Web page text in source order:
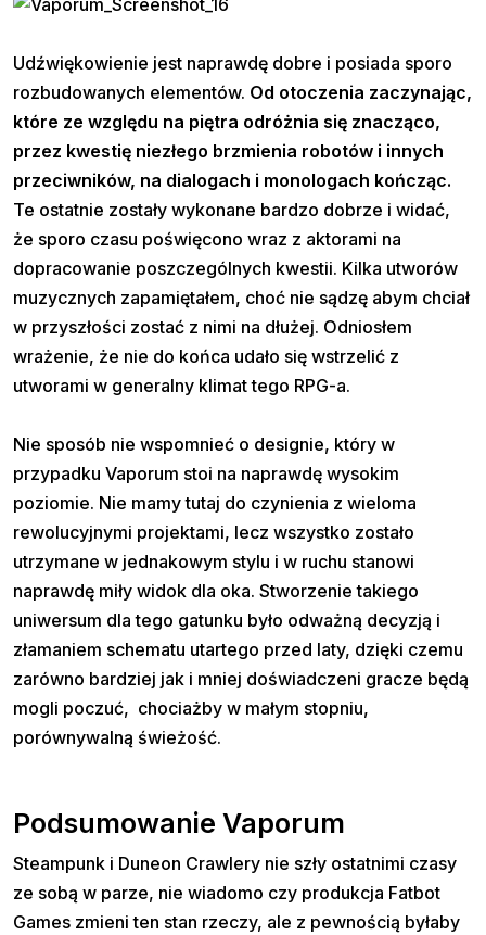
Udźwiękowienie jest naprawdę dobre i posiada sporo
rozbudowanych elementów. Od otoczenia zaczynając,
które ze względu na piętra odróżnia się znacząco,
przez kwestię niezłego brzmienia robotów i innych
przeciwników, na dialogach i monologach kończąc.
Te ostatnie zostały wykonane bardzo dobrze i widać,
że sporo czasu poświęcono wraz z aktorami na
dopracowanie poszczególnych kwestii. Kilka utworów
muzycznych zapamiętałem, choć nie sądzę abym chciał
w przyszłości zostać z nimi na dłużej. Odniosłem
wrażenie, że nie do końca udało się wstrzelić z
utworami w generalny klimat tego RPG-a.
Nie sposób nie wspomnieć o designie, który w
przypadku Vaporum stoi na naprawdę wysokim
poziomie. Nie mamy tutaj do czynienia z wieloma
rewolucyjnymi projektami, lecz wszystko zostało
utrzymane w jednakowym stylu i w ruchu stanowi
naprawdę miły widok dla oka. Stworzenie takiego
uniwersum dla tego gatunku było odważną decyzją i
złamaniem schematu utartego przed laty, dzięki czemu
zarówno bardziej jak i mniej doświadczeni gracze będą
mogli poczuć, chociażby w małym stopniu,
porównywalną świeżość.
Podsumowanie Vaporum
Steampunk i Duneon Crawlery nie szły ostatnimi czasy
ze sobą w parze, nie wiadomo czy produkcja Fatbot
Games zmieni ten stan rzeczy, ale z pewnością byłaby